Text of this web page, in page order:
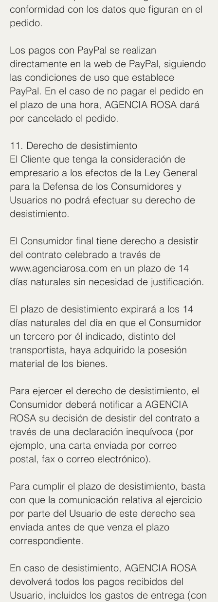
conformidad con los datos que figuran en el
pedido.
Los pagos con PayPal se realizan
directamente en la web de PayPal, siguiendo
las condiciones de uso que establece
PayPal. En el caso de no pagar el pedido en
el plazo de una hora, AGENCIA ROSA dará
por cancelado el pedido.
11. Derecho de desistimiento
El Cliente que tenga la consideración de
empresario a los efectos de la Ley General
para la Defensa de los Consumidores y
Usuarios no podrá efectuar su derecho de
desistimiento.
El Consumidor final tiene derecho a desistir
del contrato celebrado a través de
www.agenciarosa.com en un plazo de 14
días naturales sin necesidad de justificación.
El plazo de desistimiento expirará a los 14
días naturales del día en que el Consumidor
un tercero por él indicado, distinto del
transportista, haya adquirido la posesión
material de los bienes.
Para ejercer el derecho de desistimiento, el
Consumidor deberá notificar a AGENCIA
ROSA su decisión de desistir del contrato a
través de una declaración inequívoca (por
ejemplo, una carta enviada por correo
postal, fax o correo electrónico).
Para cumplir el plazo de desistimiento, basta
con que la comunicación relativa al ejercicio
por parte del Usuario de este derecho sea
enviada antes de que venza el plazo
correspondiente.
En caso de desistimiento, AGENCIA ROSA
devolverá todos los pagos recibidos del
Usuario, incluidos los gastos de entrega (con